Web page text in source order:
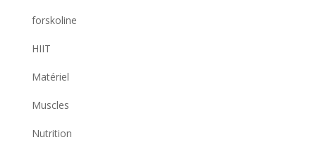
forskoline
HIIT
Matériel
Muscles
Nutrition